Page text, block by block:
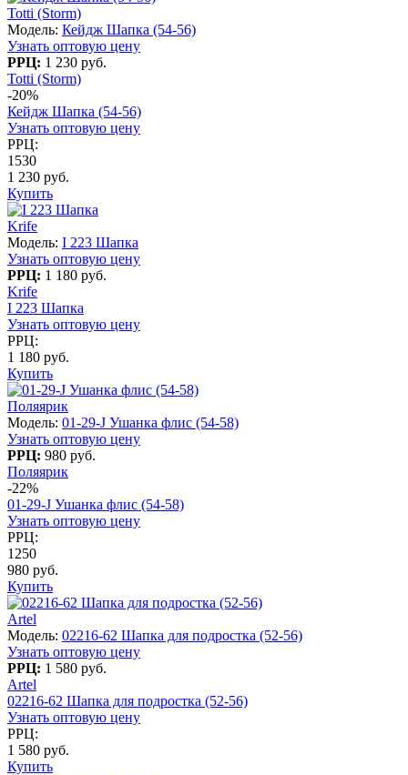
Totti (Storm)
Модель: Кейдж Шапка (54-56)
Узнать оптовую цену
РРЦ: 1 230 руб.
Totti (Storm)
-20%
Кейдж Шапка (54-56)
Узнать оптовую цену
РРЦ:
1530
1 230 руб.
Купить
Krife
Модель: I 223 Шапка
Узнать оптовую цену
РРЦ: 1 180 руб.
Krife
I 223 Шапка
Узнать оптовую цену
РРЦ:
1 180 руб.
Купить
Поляярик
Модель: 01-29-J Ушанка флис (54-58)
Узнать оптовую цену
РРЦ: 980 руб.
Поляярик
-22%
01-29-J Ушанка флис (54-58)
Узнать оптовую цену
РРЦ:
1250
980 руб.
Купить
Artel
Модель: 02216-62 Шапка для подростка (52-56)
Узнать оптовую цену
РРЦ: 1 580 руб.
Artel
02216-62 Шапка для подростка (52-56)
Узнать оптовую цену
РРЦ:
1 580 руб.
Купить